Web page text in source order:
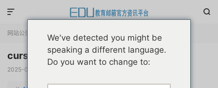


网站公告 正文
cursor学生认证免费1年活动风险提示公告
2025-05-08
We've detected you might be
speaking a different language.
Do you want to change to: